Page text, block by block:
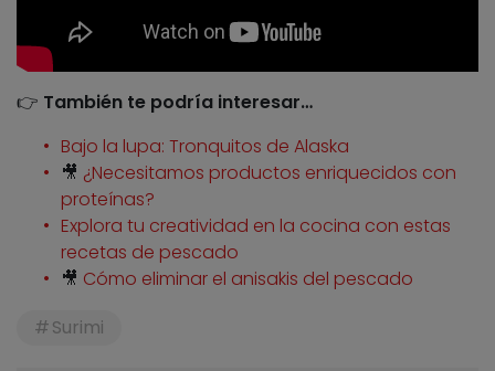
👉 También te podría interesar…
Bajo la lupa: Tronquitos de Alaska
🎥 ¿Necesitamos productos enriquecidos con
proteínas?
Explora tu creatividad en la cocina con estas
recetas de pescado
🎥 Cómo eliminar el anisakis del pescado
Surimi